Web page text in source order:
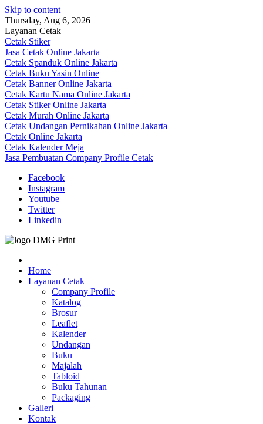
Skip to content
Thursday, Aug 6, 2026
Layanan Cetak
Cetak Stiker
Jasa Cetak Online Jakarta
Cetak Spanduk Online Jakarta
Cetak Buku Yasin Online
Cetak Banner Online Jakarta
Cetak Kartu Nama Online Jakarta
Cetak Stiker Online Jakarta
Cetak Murah Online Jakarta
Cetak Undangan Pernikahan Online Jakarta
Cetak Online Jakarta
Cetak Kalender Meja
Jasa Pembuatan Company Profile Cetak
Facebook
Instagram
Youtube
Twitter
Linkedin
Jasa Cetak Online DMG Printing
Home
Layanan Cetak
Company Profile
Katalog
Brosur
Leaflet
Kalender
Undangan
Buku
Majalah
Tabloid
Buku Tahunan
Packaging
Galleri
Kontak